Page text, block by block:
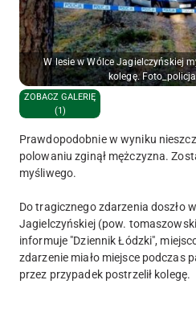
W lesie w Wólce Jagielczyńskiej
kolegę.
ZOBACZ GALERIĘ
(1)
Prawdopodobnie w wyniku
polowaniu zginął mężczyzna.
myśliwego.
Do tragicznego zdarzenia doszło
Jagielczyńskiej (pow.
informuje "Dziennik Łódzki",
zdarzenie miało miejsce podczas
przez przypadek postrzelił kolegę.